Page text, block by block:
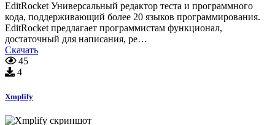
EditRocket Универсальный редактор теста и программного
кода, поддерживающий более 20 языков программирования.
EditRocket предлагает программистам функционал,
достаточный для написания, ре…
Скачать
45
4
Xmplify